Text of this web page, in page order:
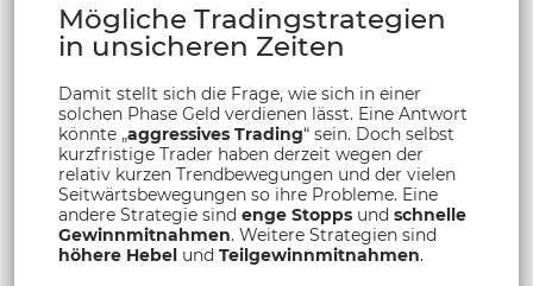
Mögliche Tradingstrategien
in unsicheren Zeiten
Damit stellt sich die Frage, wie sich in einer
solchen Phase Geld verdienen lässt. Eine Antwort
könnte „aggressives Trading“ sein. Doch selbst
kurzfristige Trader haben derzeit wegen der
relativ kurzen Trendbewegungen und der vielen
Seitwärtsbewegungen so ihre Probleme. Eine
andere Strategie sind enge Stopps und schnelle
Gewinnmitnahmen. Weitere Strategien sind
höhere Hebel und Teilgewinnmitnahmen.